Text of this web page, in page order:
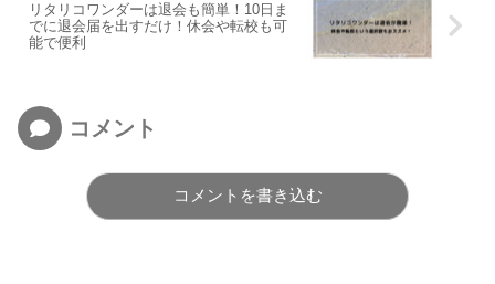
リタリコワンダーは退会も簡単！10日ま
でに退会届を出すだけ！休会や転校も可
能で便利
コメント
コメントを書き込む